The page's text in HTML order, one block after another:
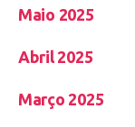
Maio 2025
Abril 2025
Março 2025